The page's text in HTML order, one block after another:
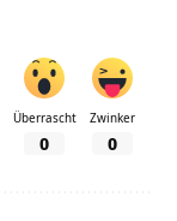
Überrascht
0
Zwinker
0